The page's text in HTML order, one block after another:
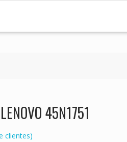
45N1751
clientes)